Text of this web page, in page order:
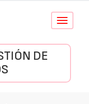
Conmutar
DE